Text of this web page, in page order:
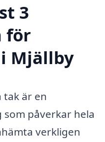
3
för
Mjällby
är en
påverkar hela
verkligen